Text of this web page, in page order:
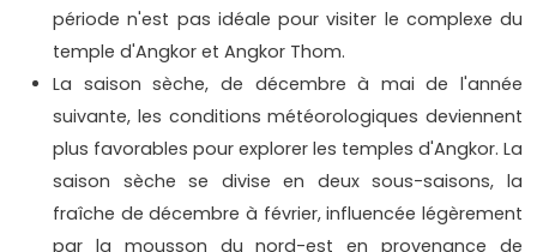
période n'est pas idéale pour visiter le complexe du
temple d'Angkor et Angkor Thom.
La saison sèche, de décembre à mai de l'année
suivante, les conditions météorologiques deviennent
plus favorables pour explorer les temples d'Angkor. La
saison sèche se divise en deux sous-saisons, la
fraîche de décembre à février, influencée légèrement
par la mousson du nord-est en provenance de